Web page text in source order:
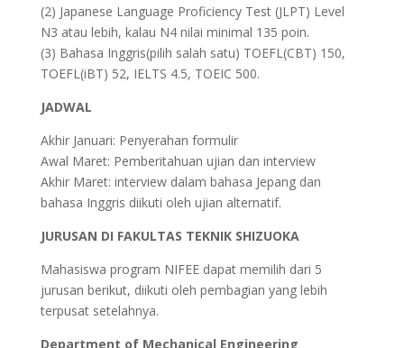
(2) Japanese Language Proficiency Test (JLPT) Level
N3 atau lebih, kalau N4 nilai minimal 135 poin.
(3) Bahasa Inggris(pilih salah satu) TOEFL(CBT) 150,
TOEFL(iBT) 52, IELTS 4.5, TOEIC 500.
JADWAL
Akhir Januari: Penyerahan formulir
Awal Maret: Pemberitahuan ujian dan interview
Akhir Maret: interview dalam bahasa Jepang dan
bahasa Inggris diikuti oleh ujian alternatif.
JURUSAN DI FAKULTAS TEKNIK SHIZUOKA
Mahasiswa program NIFEE dapat memilih dari 5
jurusan berikut, diikuti oleh pembagian yang lebih
terpusat setelahnya.
Department of Mechanical Engineering